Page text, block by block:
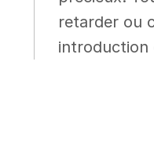
retarder ou
introduction